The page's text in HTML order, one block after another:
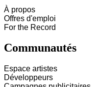
À propos
Offres d'emploi
For the Record
Communautés
Espace artistes
Développeurs